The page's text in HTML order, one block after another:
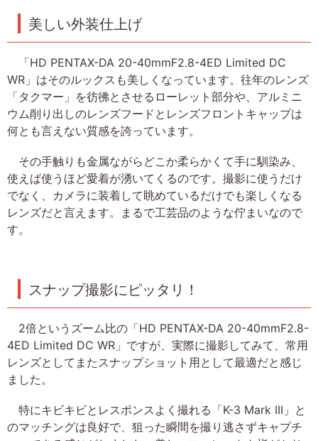
美しい外装仕上げ
「HD PENTAX-DA 20-40mmF2.8-4ED Limited DC
WR」はそのルックスも美しくなっています。往年のレンズ
「タクマー」を彷彿とさせるローレット部分や、アルミニ
ウム削り出しのレンズフードとレンズフロントキャップは
何とも言えない質感を誇っています。
その手触りも金属ながらどこか柔らかくて手に馴染み、
使えば使うほど愛着が湧いてくるのです。撮影に使うだけ
でなく、カメラに装着して眺めているだけでも楽しくなる
レンズだと言えます。まるで工芸品のような佇まいなので
す。
スナップ撮影にピッタリ！
2倍というズーム比の「HD PENTAX-DA 20-40mmF2.8-
4ED Limited DC WR」ですが、実際に撮影してみて、常用
レンズとしてまたスナップショット用として最適だと感じ
ました。
特にキビキビとレスポンスよく撮れる「K-3 Mark III」と
のマッチングは良好で、狙った瞬間を撮り逃さずキャプチ